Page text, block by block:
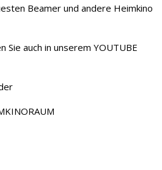
Beamer und andere Heimkino
Sie auch in unserem YOUTUBE